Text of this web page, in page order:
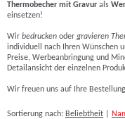
Thermobecher mit Gravur als
einsetzen!
Wir bedrucken oder gravieren
individuell nach Ihren Wünschen
Preise, Werbeanbringung und
Detailansicht der einzelnen
Wir freuen uns auf Ihre
Sortierung nach: Beliebtheit